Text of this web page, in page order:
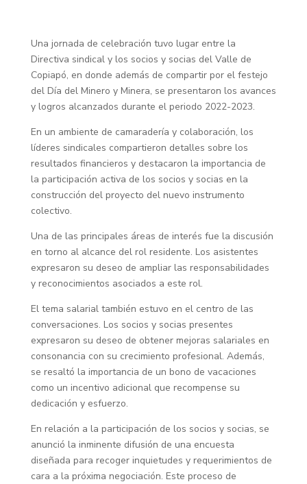
Una jornada de celebración tuvo lugar entre la
Directiva sindical y los socios y socias del Valle de
Copiapó, en donde además de compartir por el festejo
del Día del Minero y Minera, se presentaron los avances
y logros alcanzados durante el periodo 2022-2023.
En un ambiente de camaradería y colaboración, los
líderes sindicales compartieron detalles sobre los
resultados financieros y destacaron la importancia de
la participación activa de los socios y socias en la
construcción del proyecto del nuevo instrumento
colectivo.
Una de las principales áreas de interés fue la discusión
en torno al alcance del rol residente. Los asistentes
expresaron su deseo de ampliar las responsabilidades
y reconocimientos asociados a este rol.
El tema salarial también estuvo en el centro de las
conversaciones. Los socios y socias presentes
expresaron su deseo de obtener mejoras salariales en
consonancia con su crecimiento profesional. Además,
se resaltó la importancia de un bono de vacaciones
como un incentivo adicional que recompense su
dedicación y esfuerzo.
En relación a la participación de los socios y socias, se
anunció la inminente difusión de una encuesta
diseñada para recoger inquietudes y requerimientos de
cara a la próxima negociación. Este proceso de